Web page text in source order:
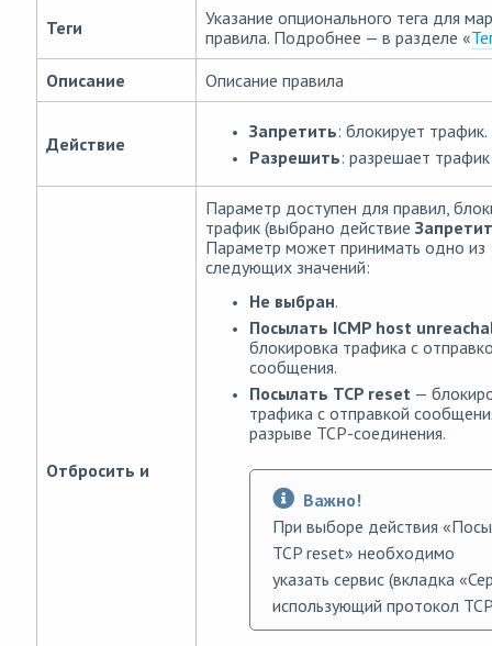
Теги
Указание опционального тега для
правила. Подробнее — в разделе «
Описание
Описание правила
Действие
Запретить: блокирует трафик.
Разрешить: разрешает трафик
Отбросить и
Параметр доступен для правил,
трафик (выбрано действие
Параметр может принимать одно из
следующих значений:
Не выбран.
Посылать ICMP host
блокировка трафика с
сообщения.
Посылать TCP reset —
трафика с отправкой
разрыве TCP-соединения.
Важно!
При выборе действия
TCP reset» необходимо
указать сервис (вкладка
использующий протокол